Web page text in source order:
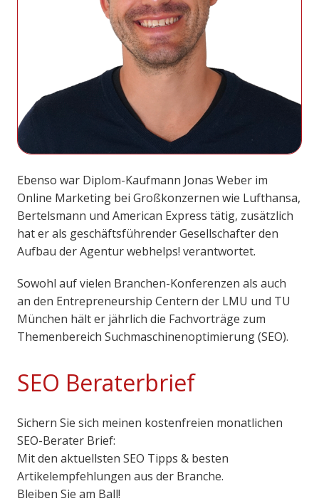
Ebenso war Diplom-Kaufmann Jonas Weber im
Online Marketing bei Großkonzernen wie Lufthansa,
Bertelsmann und American Express tätig, zusätzlich
hat er als geschäftsführender Gesellschafter den
Aufbau der Agentur webhelps! verantwortet.
Sowohl auf vielen Branchen-Konferenzen als auch
an den Entrepreneurship Centern der LMU und TU
München hält er jährlich die Fachvorträge zum
Themenbereich Suchmaschinenoptimierung (SEO).
SEO Beraterbrief
Sichern Sie sich meinen kostenfreien monatlichen
SEO-Berater Brief:
Mit den aktuellsten SEO Tipps & besten
Artikelempfehlungen aus der Branche.
Bleiben Sie am Ball!